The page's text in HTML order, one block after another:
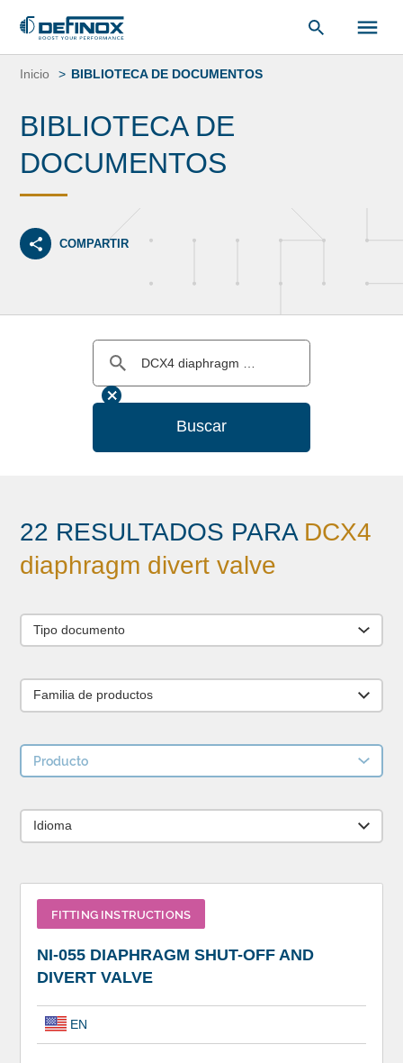
Saltar
Inicio BIBLIOTECA DE DOCUMENTOS
BIBLIOTECA DE
DOCUMENTOS
COMPARTIR
Buscar
22 RESULTADOS PARA DCX4
diaphragm divert valve
Tipo documento
Familia de productos
Producto
Idioma
FITTING INSTRUCTIONS
NI-055 DIAPHRAGM SHUT-OFF AND
DIVERT VALVE
EN